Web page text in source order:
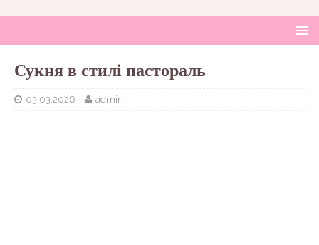
Сукня в стилі пастораль
03.03.2026 admin